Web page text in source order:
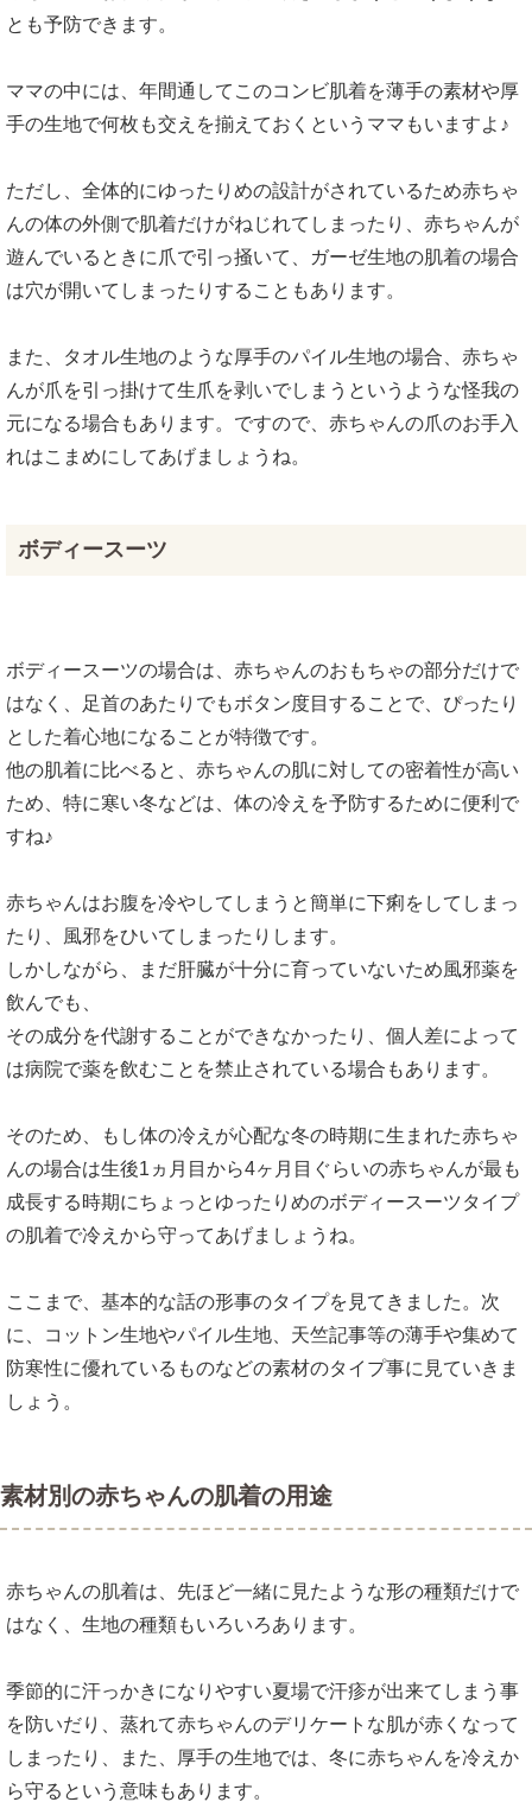
とも予防できます。
ママの中には、年間通してこのコンビ肌着を薄手の素材や厚
手の生地で何枚も交えを揃えておくというママもいますよ♪
ただし、全体的にゆったりめの設計がされているため赤ちゃ
んの体の外側で肌着だけがねじれてしまったり、赤ちゃんが
遊んでいるときに爪で引っ掻いて、ガーゼ生地の肌着の場合
は穴が開いてしまったりすることもあります。
また、タオル生地のような厚手のパイル生地の場合、赤ちゃ
んが爪を引っ掛けて生爪を剥いでしまうというような怪我の
元になる場合もあります。ですので、赤ちゃんの爪のお手入
れはこまめにしてあげましょうね。
ボディースーツ
ボディースーツの場合は、赤ちゃんのおもちゃの部分だけで
はなく、足首のあたりでもボタン度目することで、ぴったり
とした着心地になることが特徴です。
他の肌着に比べると、赤ちゃんの肌に対しての密着性が高い
ため、特に寒い冬などは、体の冷えを予防するために便利で
すね♪
赤ちゃんはお腹を冷やしてしまうと簡単に下痢をしてしまっ
たり、風邪をひいてしまったりします。
しかしながら、まだ肝臓が十分に育っていないため風邪薬を
飲んでも、
その成分を代謝することができなかったり、個人差によって
は病院で薬を飲むことを禁止されている場合もあります。
そのため、もし体の冷えが心配な冬の時期に生まれた赤ちゃ
んの場合は生後1ヵ月目から4ヶ月目ぐらいの赤ちゃんが最も
成長する時期にちょっとゆったりめのボディースーツタイプ
の肌着で冷えから守ってあげましょうね。
ここまで、基本的な話の形事のタイプを見てきました。次
に、コットン生地やパイル生地、天竺記事等の薄手や集めて
防寒性に優れているものなどの素材のタイプ事に見ていきま
しょう。
素材別の赤ちゃんの肌着の用途
赤ちゃんの肌着は、先ほど一緒に見たような形の種類だけで
はなく、生地の種類もいろいろあります。
季節的に汗っかきになりやすい夏場で汗疹が出来てしまう事
を防いだり、蒸れて赤ちゃんのデリケートな肌が赤くなって
しまったり、また、厚手の生地では、冬に赤ちゃんを冷えか
ら守るという意味もあります。